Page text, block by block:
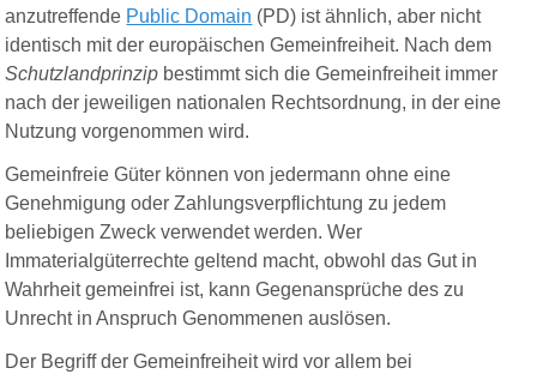
anzutreffende Public Domain (PD) ist ähnlich, aber nicht
identisch mit der europäischen Gemeinfreiheit. Nach dem
Schutzlandprinzip bestimmt sich die Gemeinfreiheit immer
nach der jeweiligen nationalen Rechtsordnung, in der eine
Nutzung vorgenommen wird.
Gemeinfreie Güter können von jedermann ohne eine
Genehmigung oder Zahlungsverpflichtung zu jedem
beliebigen Zweck verwendet werden. Wer
Immaterialgüterrechte geltend macht, obwohl das Gut in
Wahrheit gemeinfrei ist, kann Gegenansprüche des zu
Unrecht in Anspruch Genommenen auslösen.
Der Begriff der Gemeinfreiheit wird vor allem bei